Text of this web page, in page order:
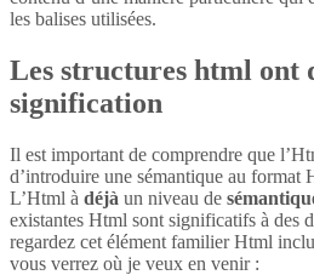
les balises utilisées.
Les structures html ont
signification
Il est important de comprendre que
d’introduire une sémantique au format
L’Html à déjà un niveau de
existantes Html sont significatifs à des
regardez cet élément familier Html
vous verrez où je veux en venir :